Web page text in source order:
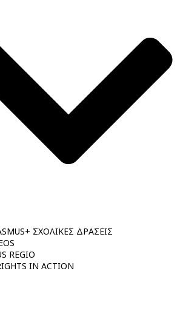
ΣΧΟΛΙΚΕΣ ΔΡΑΣΕΙΣ
REGIO
IN ACTION